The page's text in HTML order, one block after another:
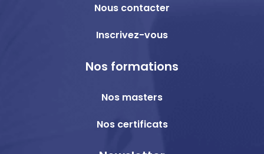
Nous contacter
Inscrivez-vous
Nos formations
Nos masters
Nos certificats